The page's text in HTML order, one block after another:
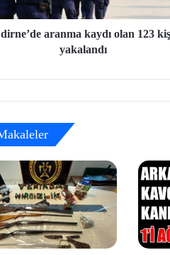
aranma kaydı olan 123
yakalandı